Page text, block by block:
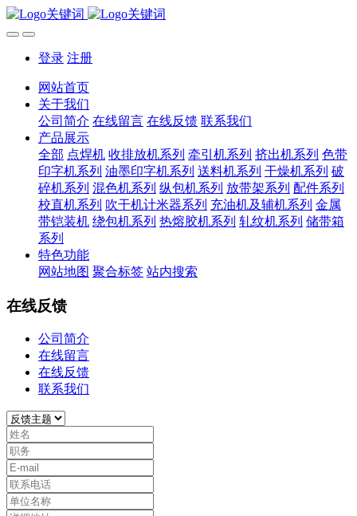
登录 注册
网站首页
关于我们
公司简介 在线留言 在线反馈 联系我们
产品展示
全部 点焊机 收排放机系列 牵引机系列 挤出机系列 色带
印字机系列 油墨印字机系列 送料机系列 干燥机系列 破
碎机系列 混色机系列 纵包机系列 放带架系列 配件系列
校直机系列 吹干机计米器系列 充油机及辅机系列 金属
带铠装机 绕包机系列 热熔胶机系列 轧纹机系列 储带箱
系列
特色功能
网站地图 聚合标签 站内搜索
在线反馈
公司简介
在线留言
在线反馈
联系我们